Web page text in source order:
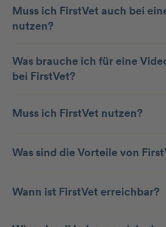
Muss ich FirstVet auch bei
nutzen?
Was brauche ich für eine
bei FirstVet?
Muss ich FirstVet nutzen?
Was sind die Vorteile von
Wann ist FirstVet erreichbar?